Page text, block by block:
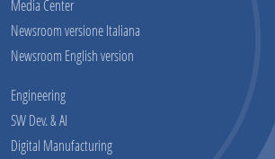
Media Center
Newsroom versione Italiana
Newsroom English version
Engineering
SW Dev. & AI
Digital Manufacturing